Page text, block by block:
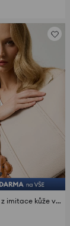
Přívěsek na klíče z imitace kůže ve tvaru psa